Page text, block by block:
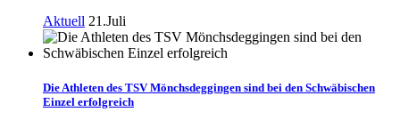
Aktuell 21.Juli
Die Athleten des TSV Mönchsdeggingen sind bei den Schwäbischen
Einzel erfolgreich